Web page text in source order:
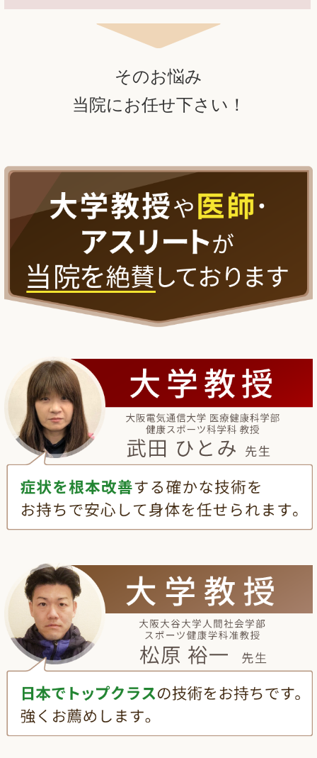
そのお悩み
当院にお任せ下さい！